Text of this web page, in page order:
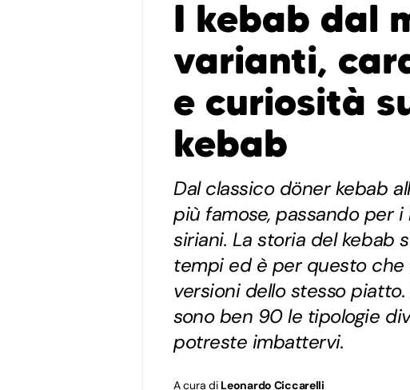
I kebab dal
varianti,
e curiosità
kebab
Dal classico döner kebab
più famose, passando per
siriani. La storia del kebab
tempi ed è per questo
versioni dello stesso
sono ben 90 le tipologie
potreste imbattervi.
A cura di Leonardo Ciccarelli